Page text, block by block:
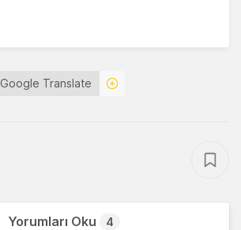
Google Translate
Yorumları Oku 4